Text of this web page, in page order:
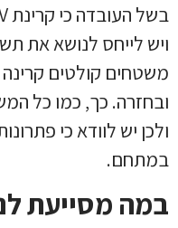
ויש לייחס לנושא את
משטחים קולטים
ובחזרה. כך, כמו כל
ולכן יש לוודא כי
במתחם.
במה מסייעת